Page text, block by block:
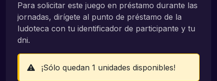
Para solicitar este juego en préstamo durante las
jornadas, dirígete al punto de préstamo de la
ludoteca con tu identificador de participante y tu
dni.
¡Sólo quedan 1 unidades disponibles!